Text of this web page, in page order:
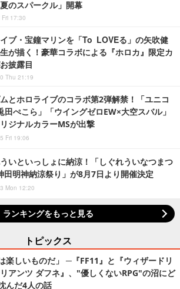
のスパークル」開幕
17:30
ブ・宝鐘マリンを「To LOVEる」の矢吹健
が描く！豪華コラボによる『ホロカ』限定カ
披露目
Thu 21:19
とホロライブのコラボ第2弾解禁！「ユニコ
田ぺこら」「ウイングゼロEW×大空スバル」
ジナルカラーMSが出撃
Fri 19:06
いといっしょに納涼！「しぐれういなつまつ
田明神納涼祭り」が8月7日より開催決定
Mon 12:20
ランキングをもっと見る
トピックス
楽しいものだ」 ─『FF11』と『ウィザードリ
アンツ ダフネ』、"優しくないRPG"の沼にど
んだ4人の話